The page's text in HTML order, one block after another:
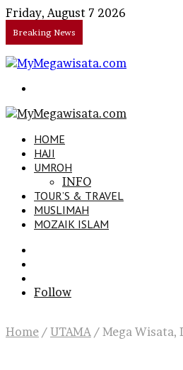
Friday, August 7 2026
Breaking News
HOME
HAJI
UMROH
INFO
TOUR’S & TRAVEL
MUSLIMAH
MOZAIK ISLAM
In
Follow
Home / UTAMA / Mega Wisata,